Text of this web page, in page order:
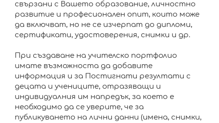
свързани с Вашето образование, личностно
развитие и професионален опит, които може
да включват, но не се изчерпат до дипломи,
сертификати, удостоверения, снимки и др.
При създаване на учителско портфолио
имате възможноста да добавите
информация и за Постигнати резултати с
децата и учениците, отразяващи и
индивидуалния им напредък, за което е
необходимо да се уверите, че за
публикуването на лични данни (имена, снимки,